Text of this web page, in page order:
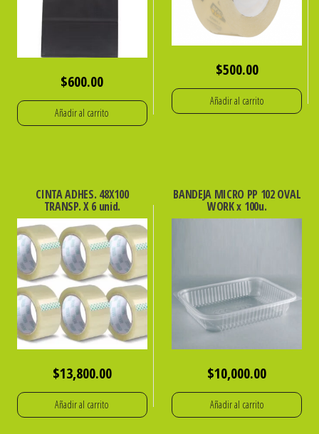
$600.00
Añadir al carrito
$500.00
Añadir al carrito
CINTA ADHES. 48X100
TRANSP. X 6 unid.
$13,800.00
Añadir al carrito
BANDEJA MICRO PP 102 OVAL
WORK x 100u.
$10,000.00
Añadir al carrito